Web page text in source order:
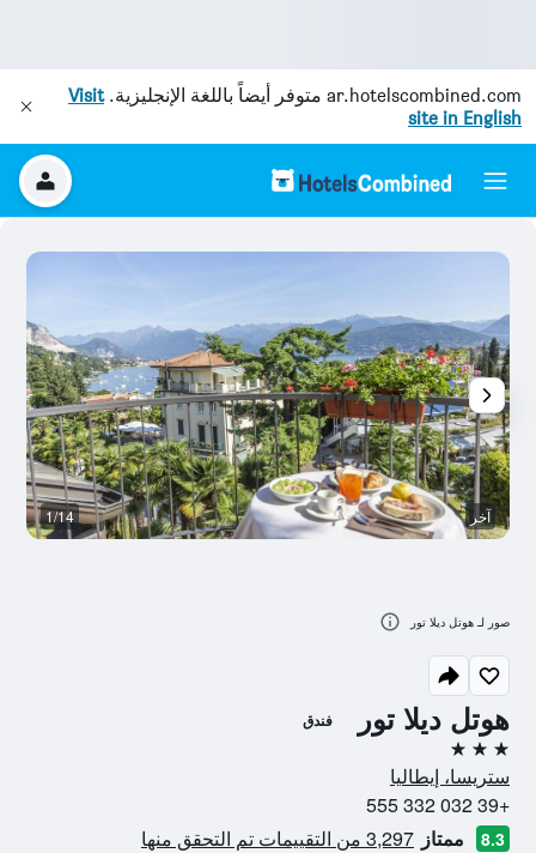
ar.hotelscombined.com متوفر أيضاً باللغة الإنجليزية.Visit
site in English
هوتل ديلا تور فندق
3 نجوم
ستريسا، إيطاليا
+39 032 332 555
8.3 ممتاز 3,297 من التقييمات تم التحقق منها
آخر 1/14
صور لـ هوتل ديلا تور